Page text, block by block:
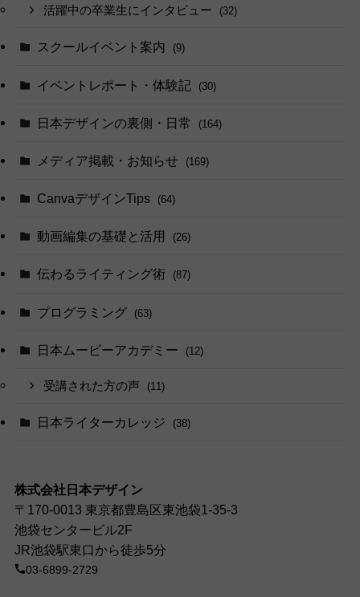
活躍中の卒業生にインタビュー (32)
スクールイベント案内 (9)
イベントレポート・体験記 (30)
日本デザインの裏側・日常 (164)
メディア掲載・お知らせ (169)
CanvaデザインTips (64)
動画編集の基礎と活用 (26)
伝わるライティング術 (87)
プログラミング (63)
日本ムービーアカデミー (12)
受講された方の声 (11)
日本ライターカレッジ (38)
株式会社日本デザイン
〒170-0013 東京都豊島区東池袋1-35-3
池袋センタービル2F
JR池袋駅東口から徒歩5分
03-6899-2729